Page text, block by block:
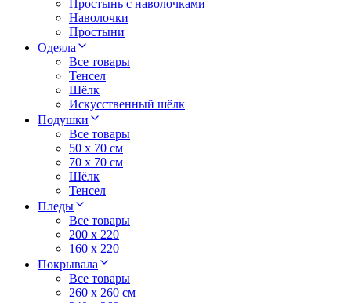
Простынь с наволочками
Наволочки
Простыни
Одеяла
Все товары
Тенсел
Шёлк
Искусственный шёлк
Подушки
Все товары
50 x 70 см
70 x 70 см
Шёлк
Тенсел
Пледы
Все товары
200 х 220
160 х 220
Покрывала
Все товары
260 x 260 см